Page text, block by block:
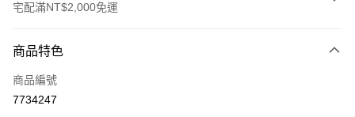
宅配滿NT$2,000免運
信用卡一次付款
信用卡分期付款
商品特色
商品編號
7734247